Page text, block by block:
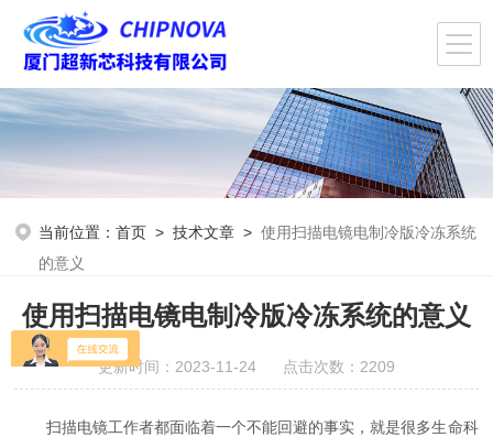
当前位置：首页 >技术文章 >使用扫描电镜电制冷版冷冻系统
的意义
使用扫描电镜电制冷版冷冻系统的意义
更新时间：2023-11-24 点击次数：2209
扫描电镜工作者都面临着一个不能回避的事实，就是很多生命科